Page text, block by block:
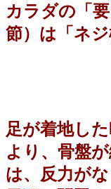
カラダの「
節）は「ネ
足が着地し
より、骨盤
は、反力が